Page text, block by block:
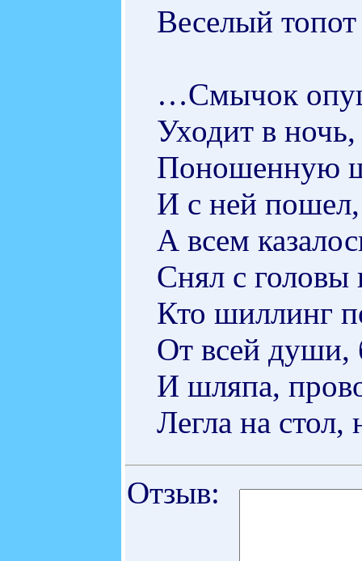
Веселый
…Смычок
Уходит в
Поношенную
И с ней пошел,
А всем
Снял с головы
Кто шиллинг
От всей души,
И шляпа,
Легла на стол,
Отзыв: